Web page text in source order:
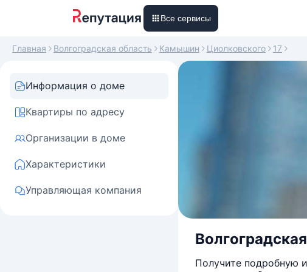
Все сервисы
Главная Волгоградская область Камышин Циолковского 17
Информация о доме
Квартиры по адресу
Организации в доме
Характеристики
Управляющая компания
Получите подробную